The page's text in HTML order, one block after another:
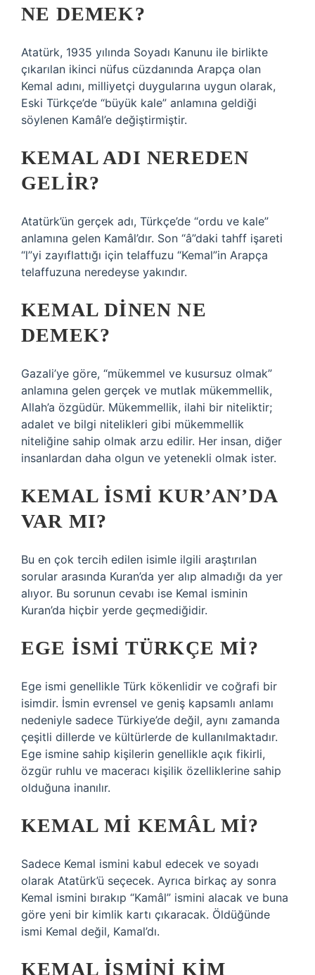
NE DEMEK?
Atatürk, 1935 yılında Soyadı Kanunu ile birlikte
çıkarılan ikinci nüfus cüzdanında Arapça olan
Kemal adını, milliyetçi duygularına uygun olarak,
Eski Türkçe’de “büyük kale” anlamına geldiği
söylenen Kamâl’e değiştirmiştir.
KEMAL ADI NEREDEN
GELIR?
Atatürk’ün gerçek adı, Türkçe’de “ordu ve kale”
anlamına gelen Kamâl’dır. Son “â”daki tahff işareti
“l”yi zayıflattığı için telaffuzu “Kemal”in Arapça
telaffuzuna neredeyse yakındır.
KEMAL DINEN NE
DEMEK?
Gazali’ye göre, “mükemmel ve kusursuz olmak”
anlamına gelen gerçek ve mutlak mükemmellik,
Allah’a özgüdür. Mükemmellik, ilahi bir niteliktir;
adalet ve bilgi nitelikleri gibi mükemmellik
niteliğine sahip olmak arzu edilir. Her insan, diğer
insanlardan daha olgun ve yetenekli olmak ister.
KEMAL ISMI KUR’AN’DA
VAR MI?
Bu en çok tercih edilen isimle ilgili araştırılan
sorular arasında Kuran’da yer alıp almadığı da yer
alıyor. Bu sorunun cevabı ise Kemal isminin
Kuran’da hiçbir yerde geçmediğidir.
EGE ISMI TÜRKÇE MI?
Ege ismi genellikle Türk kökenlidir ve coğrafi bir
isimdir. İsmin evrensel ve geniş kapsamlı anlamı
nedeniyle sadece Türkiye’de değil, aynı zamanda
çeşitli dillerde ve kültürlerde de kullanılmaktadır.
Ege ismine sahip kişilerin genellikle açık fikirli,
özgür ruhlu ve maceracı kişilik özelliklerine sahip
olduğuna inanılır.
KEMAL MI KEMÂL MI?
Sadece Kemal ismini kabul edecek ve soyadı
olarak Atatürk’ü seçecek. Ayrıca birkaç ay sonra
Kemal ismini bırakıp “Kamâl” ismini alacak ve buna
göre yeni bir kimlik kartı çıkaracak. Öldüğünde
ismi Kemal değil, Kamal’dı.
KEMAL ISMINI KIM